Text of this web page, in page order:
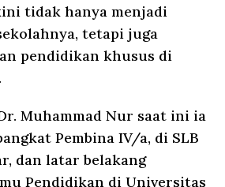
tidak hanya menjadi
tetapi juga
pendidikan khusus di
Muhammad Nur saat ini ia
Pembina IV/a, di SLB
dan latar belakang
Pendidikan di Universitas